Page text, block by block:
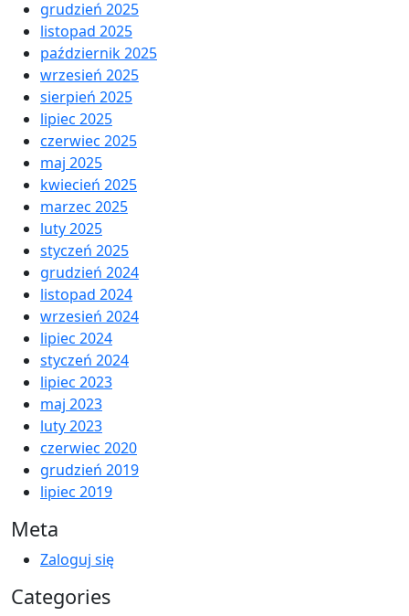
grudzień 2025
listopad 2025
październik 2025
wrzesień 2025
sierpień 2025
lipiec 2025
czerwiec 2025
maj 2025
kwiecień 2025
marzec 2025
luty 2025
styczeń 2025
grudzień 2024
listopad 2024
wrzesień 2024
lipiec 2024
styczeń 2024
lipiec 2023
maj 2023
luty 2023
czerwiec 2020
grudzień 2019
lipiec 2019
Meta
Zaloguj się
Categories